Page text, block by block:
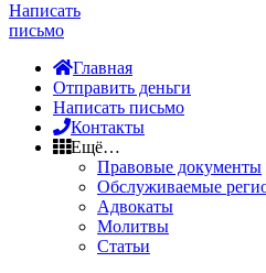
Написать
письмо
Главная
Отправить деньги
Написать письмо
Контакты
Ещё…
Правовые документы
Обслуживаемые
Адвокаты
Молитвы
Статьи